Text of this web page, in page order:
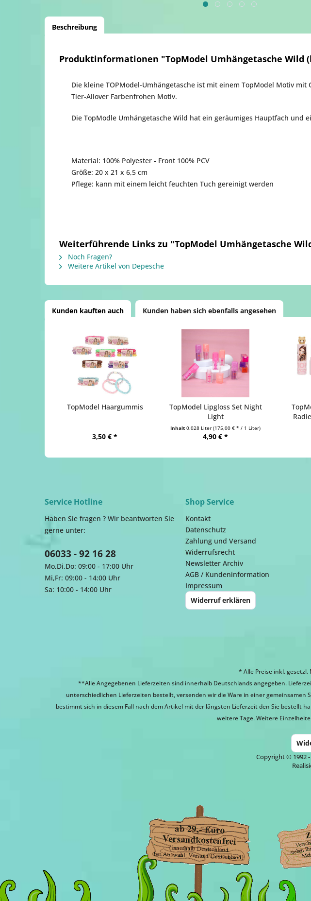
Beschreibung
Produktinformationen "TopModel Umhängetasche Wild
Die kleine TOPModel-Umhängetasche ist mit einem TopModel Motiv
Tier-Allover Farbenfrohen Motiv.
Die TopModle Umhängetasche Wild hat ein geräumiges Hauptfach und
Material: 100% Polyester - Front 100% PCV
Größe: 20 x 21 x 6,5 cm
Pflege: kann mit einem leicht feuchten Tuch gereinigt werden
Weiterführende Links zu "TopModel Umhängetasche
Noch Fragen?
Weitere Artikel von Depesche
Kunden kauften auch Kunden haben sich ebenfalls angesehen
TopModel Haargummis
3,50 € *
TopModel Lipgloss Set Night
Light
Inhalt 0.028 Liter (175,00 € * / 1 Liter)
4,90 € *
Service Hotline
Haben Sie fragen ? Wir beantworten Sie
gerne unter:
06033 - 92 16 28
Mo,Di,Do: 09:00 - 17:00 Uhr
Mi,Fr: 09:00 - 14:00 Uhr
Sa: 10:00 - 14:00 Uhr
Shop Service
Kontakt
Datenschutz
Zahlung und Versand
Widerrufsrecht
Newsletter Archiv
AGB / Kundeninformation
Impressum
Widerruf erklären
* Alle Preise inkl.
**Alle Angegebenen Lieferzeiten sind innerhalb Deutschlands angegeben.
unterschiedlichen Lieferzeiten bestellt, versenden wir die Ware in einer
bestimmt sich in diesem Fall nach dem Artikel mit der längsten Lieferzeit den Sie bestellt
weitere Tage. Weitere
Copyright © 1992